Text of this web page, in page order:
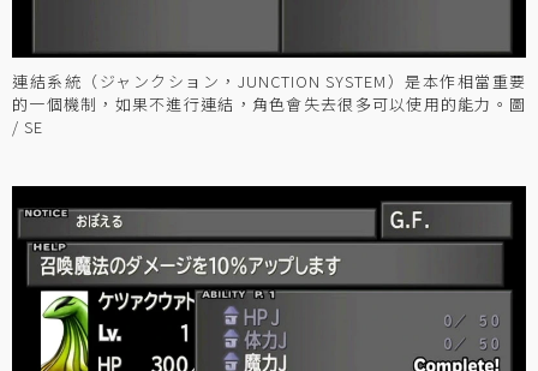
連結系統（ジャンクション，JUNCTION SYSTEM）是本作相當重要
的一個機制，如果不進行連結，角色會失去很多可以使用的能力。圖
/ SE